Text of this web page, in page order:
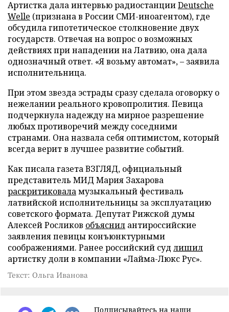
Артистка дала интервью радиостанцииDeutsche
Welle (признана в России СМИ-иноагентом), где
обсудила гипотетическое столкновение двух
государств. Отвечая на вопрос о возможных
действиях при нападении на Латвию, она дала
однозначный ответ. «Я возьму автомат», – заявила
исполнительница.
При этом звезда эстрады сразу сделала оговорку о
нежелании реального кровопролития. Певица
подчеркнула надежду на мирное разрешение
любых противоречий между соседними
странами. Она назвала себя оптимистом, который
всегда верит в лучшее развитие событий.
Как писала газета ВЗГЛЯД, официальный
представитель МИД Мария Захарова
раскритиковаламузыкальный фестиваль
латвийской исполнительницы за эксплуатацию
советского формата. Депутат Рижской думы
Алексей Росликов объяснил антироссийские
заявления певицы конъюнктурными
соображениями. Ранее российский суд лишил
артистку доли в компании «Лайма-Люкс Рус».
Текст: Ольга Иванова
Подписывайтесь на наши